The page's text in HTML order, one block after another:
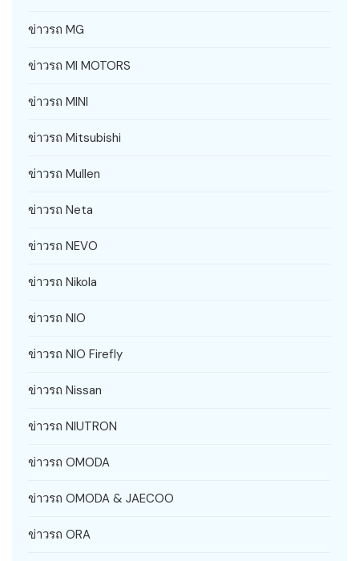
ข่าวรถ MG
ข่าวรถ MI MOTORS
ข่าวรถ MINI
ข่าวรถ Mitsubishi
ข่าวรถ Mullen
ข่าวรถ Neta
ข่าวรถ NEVO
ข่าวรถ Nikola
ข่าวรถ NIO
ข่าวรถ NIO Firefly
ข่าวรถ Nissan
ข่าวรถ NIUTRON
ข่าวรถ OMODA
ข่าวรถ OMODA & JAECOO
ข่าวรถ ORA